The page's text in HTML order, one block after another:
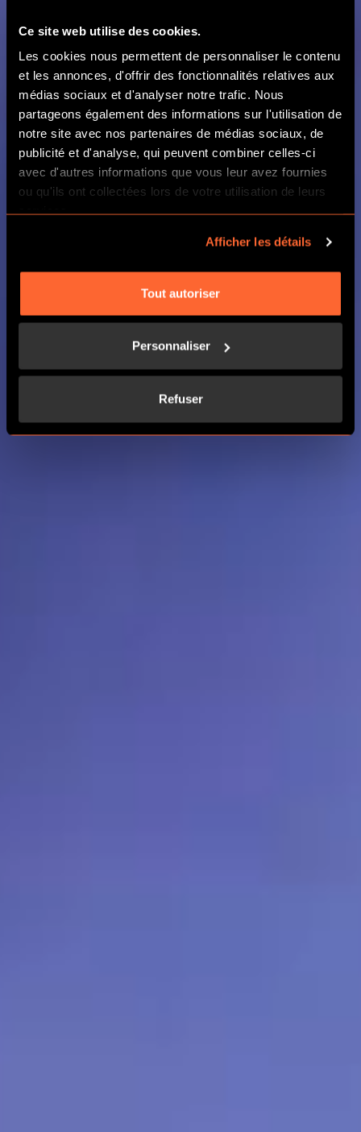
Ce site web utilise des cookies.
Les cookies nous permettent de personnaliser le contenu
et les annonces, d'offrir des fonctionnalités relatives aux
médias sociaux et d'analyser notre trafic. Nous
partageons également des informations sur l'utilisation de
notre site avec nos partenaires de médias sociaux, de
publicité et d'analyse, qui peuvent combiner celles-ci
avec d'autres informations que vous leur avez fournies
ou qu'ils ont collectées lors de votre utilisation de leurs
services.
Afficher les détails
Tout autoriser
Personnaliser
Refuser
L'ESCAPE GAME
INCONTOURNABLE À
METZ
RÉSERVER